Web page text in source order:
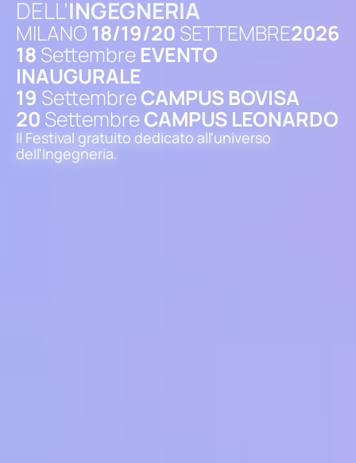
DELL’INGEGNERIA
MILANO 18/19/20 SETTEMBRE2026
18 Settembre EVENTO
INAUGURALE
19 SettembreCAMPUS BOVISA
20 SettembreCAMPUS LEONARDO
Il Festival gratuito dedicato all'universo
dell'Ingegneria.